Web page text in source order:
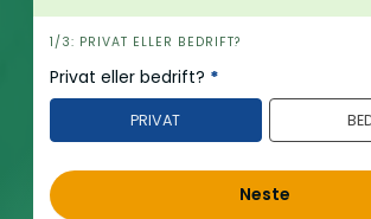
h
e
r
1/3: PRIVAT ELLER BEDRIFT?
Privat eller bedrift? *
PRIVAT
Neste